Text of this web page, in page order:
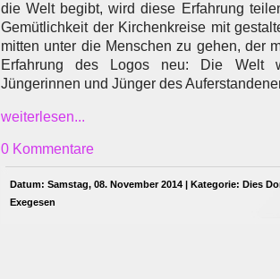
die Welt begibt, wird diese Erfahrung
Gemütlichkeit der Kirchenkreise mit
mitten unter die Menschen zu gehen, der
Erfahrung des Logos neu: Die Welt
Jüngerinnen und Jünger des
weiterlesen...
0 Kommentare
Datum: Samstag, 08. November 2014 | Kategorie: Dies
Exegesen